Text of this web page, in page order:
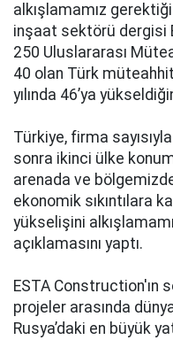
alkışlamamız
inşaat sektörü dergisi
250 Uluslararası
40 olan Türk
yılında 46’ya
Türkiye, firma
sonra ikinci ülke
arenada ve
ekonomik sıkıntılara
yükselişini
açıklamasını yaptı.
ESTA Construction'ın
projeler arasında
Rusya’daki en büyük